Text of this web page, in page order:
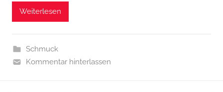
Weiterlesen
Schmuck
Kommentar hinterlassen